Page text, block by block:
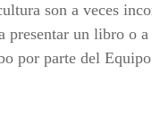
son a veces
presentar un libro o
por parte del